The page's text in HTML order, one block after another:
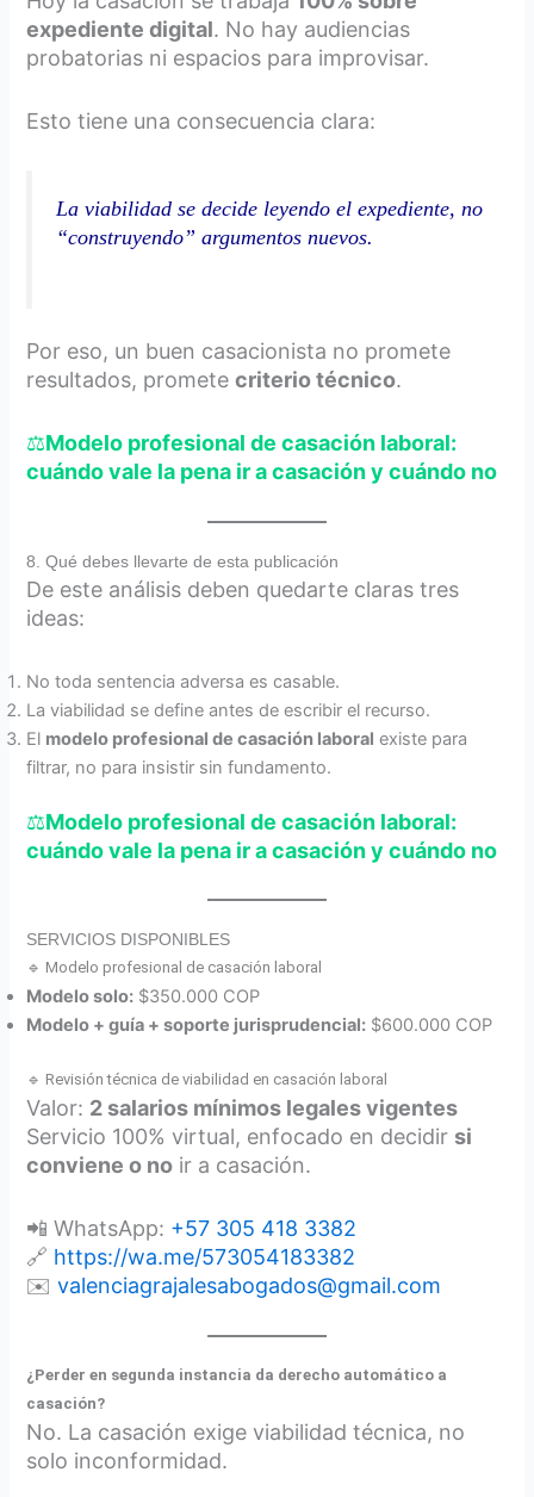
expediente digital. No hay audiencias
probatorias ni espacios para improvisar.
Esto tiene una consecuencia clara:
La viabilidad se decide leyendo el expediente, no
“construyendo” argumentos nuevos.
Por eso, un buen casacionista no promete
resultados, prometecriterio técnico.
⚖️Modelo profesional de casación laboral:
cuándo vale la pena ir a casación y cuándo no
8. Qué debes llevarte de esta publicación
De este análisis deben quedarte claras tres
ideas:
No toda sentencia adversa es casable.
La viabilidad se define antes de escribir el recurso.
El modelo profesional de casación laboral existe para
filtrar, no para insistir sin fundamento.
⚖️Modelo profesional de casación laboral:
cuándo vale la pena ir a casación y cuándo no
SERVICIOS DISPONIBLES
🔹 Modelo profesional de casación laboral
Modelo solo: $350.000 COP
Modelo + guía + soporte jurisprudencial: $600.000 COP
🔹 Revisión técnica de viabilidad en casación laboral
Valor: 2 salarios mínimos legales vigentes
Servicio 100% virtual, enfocado en decidir si
conviene o no ir a casación.
📲 WhatsApp: +57 305 418 3382
🔗 https://wa.me/573054183382
✉️valenciagrajalesabogados@gmail.com
¿Perder en segunda instancia da derecho automático a
casación?
No. La casación exige viabilidad técnica, no
solo inconformidad.